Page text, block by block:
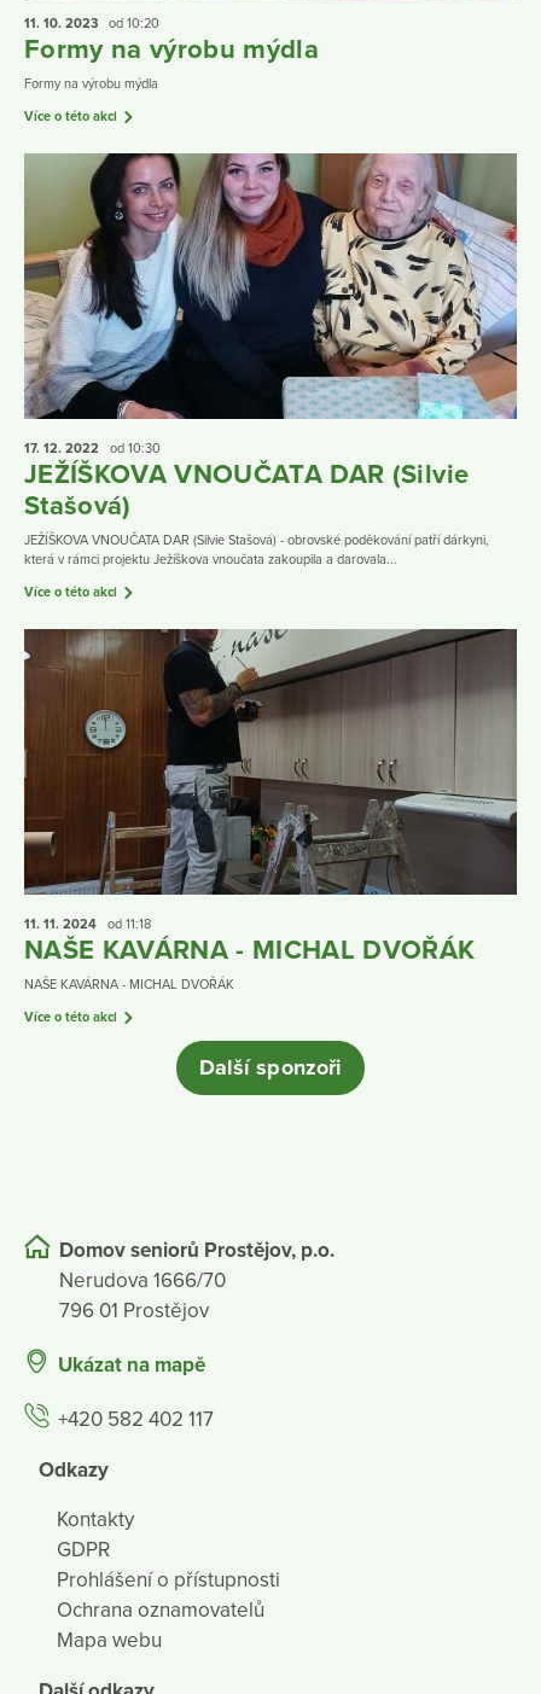
11. 10. 2023 od 10:20
Formy na výrobu mýdla
Formy na výrobu mýdla
Více o této akci
17. 12. 2022 od 10:30
JEŽÍŠKOVA VNOUČATA DAR (Silvie
Stašová)
JEŽÍŠKOVA VNOUČATA DAR (Silvie Stašová) - obrovské poděkování patří dárkyni,
která v rámci projektu Ježíškova vnoučata zakoupila a darovala...
Více o této akci
11. 11. 2024 od 11:18
NAŠE KAVÁRNA - MICHAL DVOŘÁK
NAŠE KAVÁRNA - MICHAL DVOŘÁK
Více o této akci
Další sponzoři
Domov seniorů Prostějov, p.o.
Nerudova 1666/70
796 01 Prostějov
Ukázat na mapě
+420 582 402 117
Odkazy
Kontakty
GDPR
Prohlášení o přístupnosti
Ochrana oznamovatelů
Mapa webu